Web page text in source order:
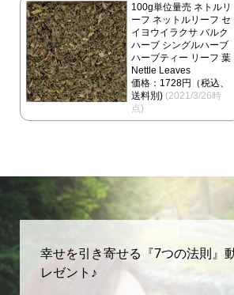
100g単位量売 ネトルリ
ーフ ネットルリーフ セ
イヨウイラクサ バルク
ハーブ シングルハーブ
ハーブティー リーフ 葉
Nettle Leaves
価格：1728円（税込、
送料別) (2021/3/26時
点)
幸せを引き寄せる『7つの法則』
レゼント♪